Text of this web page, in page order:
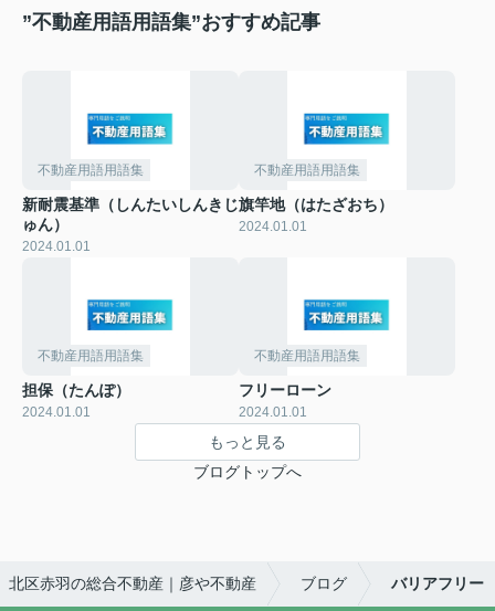
”不動産用語用語集”おすすめ記事
不動産用語用語集
新耐震基準（しんたいしんきじ
ゅん）
2024.01.01
不動産用語用語集
旗竿地（はたざおち）
2024.01.01
不動産用語用語集
担保（たんぽ）
2024.01.01
不動産用語用語集
フリーローン
2024.01.01
もっと見る
ブログトップへ
北区赤羽の総合不動産｜彦や不動産 ブログ バリアフリー